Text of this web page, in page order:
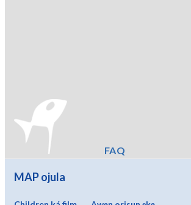
FAQ
MAP ojula